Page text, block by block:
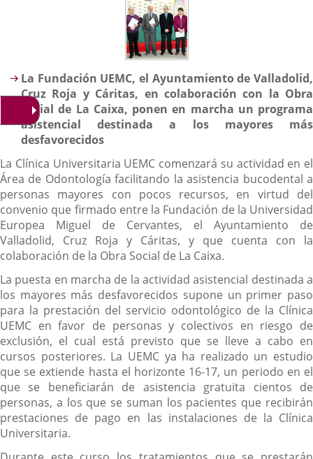
externa.
Descripción
La Fundación UEMC, el Ayuntamiento de Valladolid,
Cruz Roja y Cáritas, en colaboración con la Obra
Social de La Caixa, ponen en marcha un programa
asistencial destinada a los mayores más
desfavorecidos
La Clínica Universitaria UEMC comenzará su actividad en el
Área de Odontología facilitando la asistencia bucodental a
personas mayores con pocos recursos, en virtud del
convenio que firmado entre la Fundación de la Universidad
Europea Miguel de Cervantes, el Ayuntamiento de
Valladolid, Cruz Roja y Cáritas, y que cuenta con la
colaboración de la Obra Social de La Caixa.
La puesta en marcha de la actividad asistencial destinada a
los mayores más desfavorecidos supone un primer paso
para la prestación del servicio odontológico de la Clínica
UEMC en favor de personas y colectivos en riesgo de
exclusión, el cual está previsto que se lleve a cabo en
cursos posteriores. La UEMC ya ha realizado un estudio
que se extiende hasta el horizonte 16-17, un periodo en el
que se beneficiarán de asistencia gratuita cientos de
personas, a los que se suman los pacientes que recibirán
prestaciones de pago en las instalaciones de la Clínica
Universitaria.